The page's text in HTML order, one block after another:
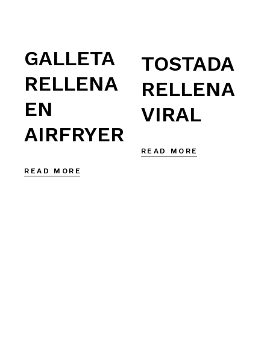
GALLETA
RELLENA
EN
AIRFRYER
READ MORE
TOSTADA
RELLENA
VIRAL
READ MORE